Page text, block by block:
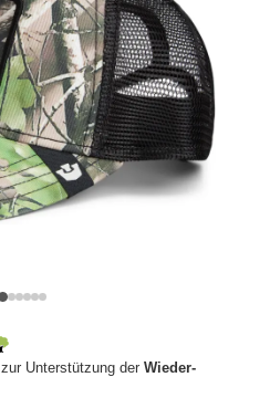
Unterstützung der Wieder-